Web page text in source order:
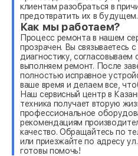
клиентам разобраться в
предотвратить их в будущем.
Как мы работаем?
Процесс ремонта в нашем
прозрачен. Вы связываетесь
диагностику,
выполняем ремонт. После
полностью исправное
ваше время и делаем все,
Наш сервисный центр в
техника получает вторую
профессиональное
рекомендациям
качество. Обращайтесь по
или приезжайте по адресу
готовы помочь!